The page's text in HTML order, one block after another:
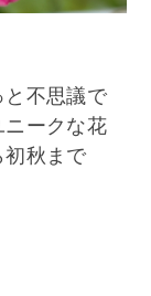
と不思議で
ークな花
初秋まで